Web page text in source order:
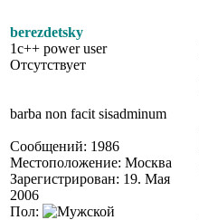
berezdetsky
1c++ power user
Отсутствует
barba non facit sisadminum
Сообщений: 1986
Местоположение: Москва
Зарегистрирован: 19. Мая
2006
Пол: